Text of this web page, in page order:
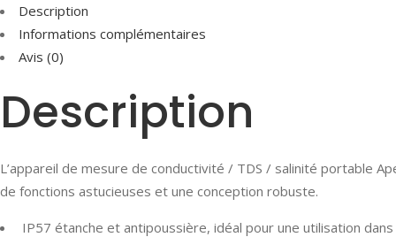
Description
Informations complémentaires
Avis (0)
Description
L’appareil de mesure de conductivité / TDS / salinité portable
de fonctions astucieuses et une conception robuste.
IP57 étanche et antipoussière, idéal pour une utilisation